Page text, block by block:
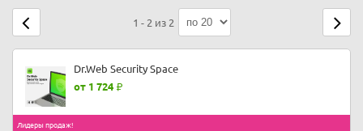
1 - 2 из 2
Лидеры продаж!
Dr.Web Security Space
от 1 724